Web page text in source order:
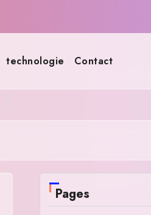
technologie Contact
Pages